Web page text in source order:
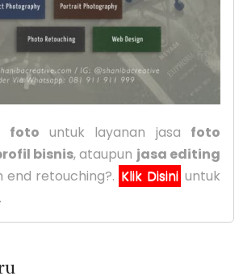
foto untuk layanan jasa foto
bisnis, ataupun jasa editing
end retouching?. Klik Disini untuk